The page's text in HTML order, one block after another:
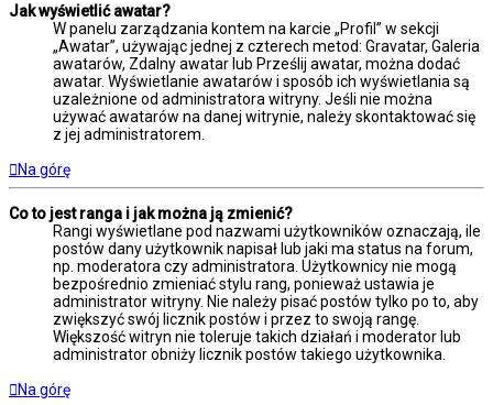
Jak wyświetlić awatar?
W panelu zarządzania kontem na karcie „Profil” w sekcji
„Awatar”, używając jednej z czterech metod: Gravatar, Galeria
awatarów, Zdalny awatar lub Prześlij awatar, można dodać
awatar. Wyświetlanie awatarów i sposób ich wyświetlania są
uzależnione od administratora witryny. Jeśli nie można
używać awatarów na danej witrynie, należy skontaktować się
z jej administratorem.
Na górę
Co to jest ranga i jak można ją zmienić?
Rangi wyświetlane pod nazwami użytkowników oznaczają, ile
postów dany użytkownik napisał lub jaki ma status na forum,
np. moderatora czy administratora. Użytkownicy nie mogą
bezpośrednio zmieniać stylu rang, ponieważ ustawia je
administrator witryny. Nie należy pisać postów tylko po to, aby
zwiększyć swój licznik postów i przez to swoją rangę.
Większość witryn nie toleruje takich działań i moderator lub
administrator obniży licznik postów takiego użytkownika.
Na górę